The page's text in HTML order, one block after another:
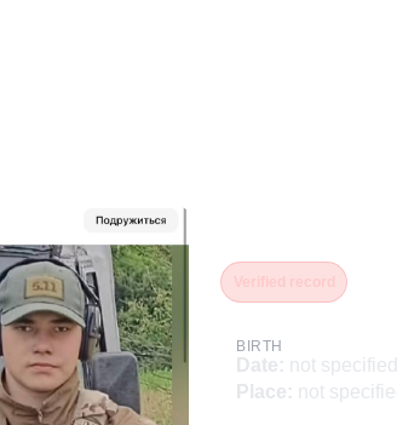
BIRTH
Date: not specified
Place: not